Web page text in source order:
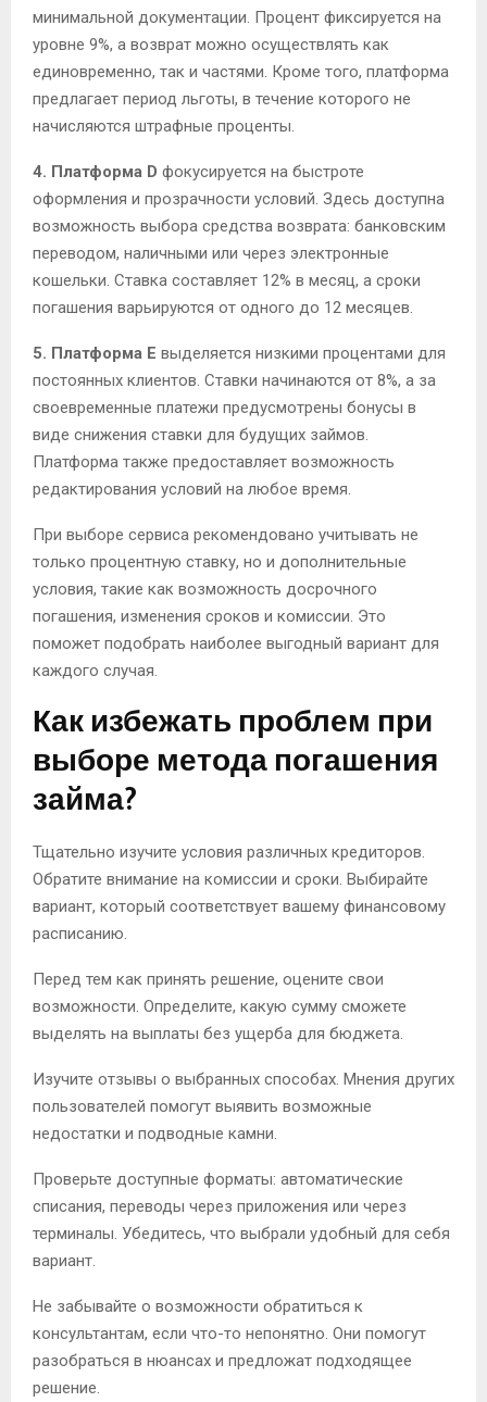
минимальной документации. Процент фиксируется на
уровне 9%, а возврат можно осуществлять как
единовременно, так и частями. Кроме того, платформа
предлагает период льготы, в течение которого не
начисляются штрафные проценты.
4. Платформа D фокусируется на быстроте
оформления и прозрачности условий. Здесь доступна
возможность выбора средства возврата: банковским
переводом, наличными или через электронные
кошельки. Ставка составляет 12% в месяц, а сроки
погашения варьируются от одного до 12 месяцев.
5. Платформа E выделяется низкими процентами для
постоянных клиентов. Ставки начинаются от 8%, а за
своевременные платежи предусмотрены бонусы в
виде снижения ставки для будущих займов.
Платформа также предоставляет возможность
редактирования условий на любое время.
При выборе сервиса рекомендовано учитывать не
только процентную ставку, но и дополнительные
условия, такие как возможность досрочного
погашения, изменения сроков и комиссии. Это
поможет подобрать наиболее выгодный вариант для
каждого случая.
Как избежать проблем при
выборе метода погашения
займа?
Тщательно изучите условия различных кредиторов.
Обратите внимание на комиссии и сроки. Выбирайте
вариант, который соответствует вашему финансовому
расписанию.
Перед тем как принять решение, оцените свои
возможности. Определите, какую сумму сможете
выделять на выплаты без ущерба для бюджета.
Изучите отзывы о выбранных способах. Мнения других
пользователей помогут выявить возможные
недостатки и подводные камни.
Проверьте доступные форматы: автоматические
списания, переводы через приложения или через
терминалы. Убедитесь, что выбрали удобный для себя
вариант.
Не забывайте о возможности обратиться к
консультантам, если что-то непонятно. Они помогут
разобраться в нюансах и предложат подходящее
решение.